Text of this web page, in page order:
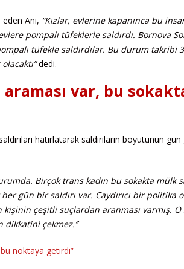
eden Ani, “Kızlar, evlerine kapanınca bu
pompalı tüfeklerle saldırdı. Bornova
tüfekle saldırdılar. Bu durum takribi
dedi.
var, bu
hatırlatarak saldırıların boyutunun
Birçok trans kadın bu sokakta mülk
gün bir saldırı var. Caydırıcı bir politika
çeşitli suçlardan aranması varmış.
dikkatini çekmez.”
noktaya getirdi”